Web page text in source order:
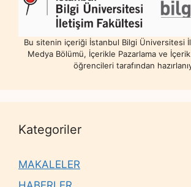
Bu sitenin içeriği İstanbul Bilgi Üniversitesi
Medya Bölümü, İçerikle Pazarlama ve
öğrencileri tarafından
Kategoriler
MAKALELER